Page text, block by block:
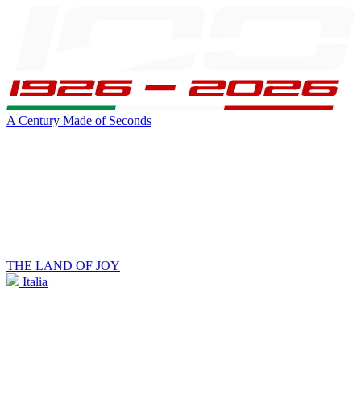
A Century Made of Seconds
THE LAND OF JOY
Italia